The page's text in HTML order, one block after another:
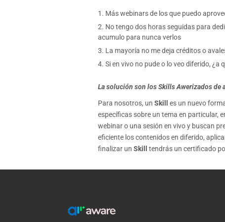
Más webinars de los que puedo
No tengo dos horas seguidas para
acumulo para nunca verlos
La mayoría no me deja créditos o
Si en vivo no pude o lo veo diferido, ¿a
La solución son los Skills Awerizados de
Para nosotros, unSkill
es un nuevo
específicas sobre un tema en particular,
webinar o una sesión en vivo y buscan
eficiente los contenidos en diferido,
finalizar unSkill tendrás un certificado